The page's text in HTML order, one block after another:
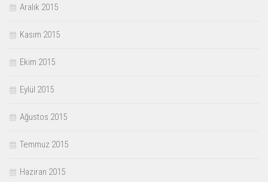
Aralık 2015
Kasım 2015
Ekim 2015
Eylül 2015
Ağustos 2015
Temmuz 2015
Haziran 2015